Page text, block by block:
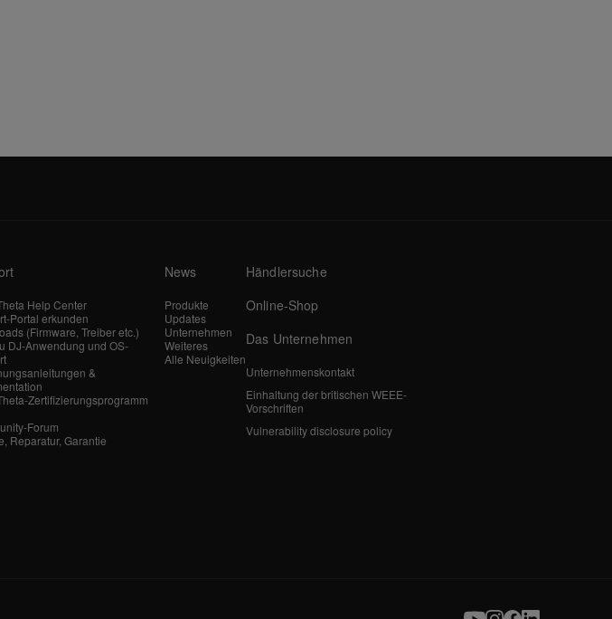
Help Center
Portal erkunden
(Firmware, Treiber etc.)
DJ-Anwendung und OS-
&
Zertifizierungsprogramm
Forum
Reparatur, Garantie
News
Produkte
Updates
Unternehmen
Weiteres
Alle Neuigkeiten
Händlersuche
Online-Shop
Das Unternehmen
Unternehmenskontakt
Einhaltung der britischen WEEE-
Vorschriften
Vulnerability disclosure policy